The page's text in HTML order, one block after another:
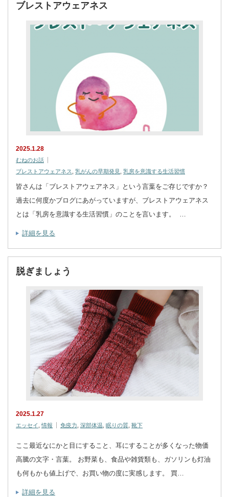
ブレストアウェアネス
2025.1.28
むねのお話
ブレストアウェアネス
乳がんの早期発見 乳房を意識する生活習慣
皆さんは「ブレストアウェアネス」という言葉をご存じですか？
過去に何度かブログにあがっていますが、ブレストアウェアネス
とは「乳房を意識する生活習慣」のことを言います。 …
詳細を見る
脱ぎましょう
2025.1.27
エッセイ ,情報 免疫力 深部体温 眠りの質 靴下
ここ最近なにかと目にすること、耳にすることが多くなった物価
高騰の文字・言葉。 お野菜も、食品や雑貨類も、ガソリンも灯油
も何もかも値上げで、お買い物の度に実感します。 買…
詳細を見る